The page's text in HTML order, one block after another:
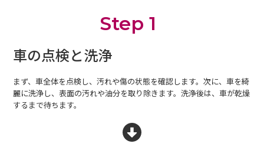
Step 1
車の点検と洗浄
まず、車全体を点検し、汚れや傷の状態を確認します。次に、車を綺
麗に洗浄し、表面の汚れや油分を取り除きます。洗浄後は、車が乾燥
するまで待ちます。